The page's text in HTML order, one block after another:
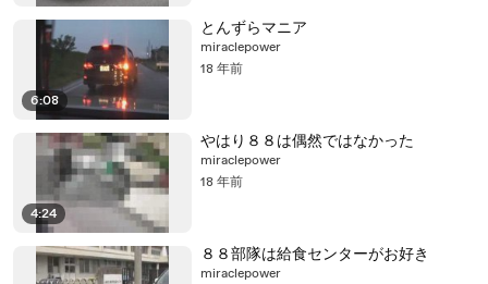
6:08
とんずらマニア
miraclepower
18 年前
4:24
やはり８８は偶然ではなかった
miraclepower
18 年前
８８部隊は給食センターがお好き
miraclepower